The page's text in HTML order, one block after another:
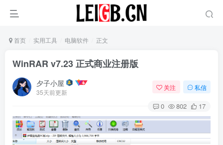
首页 实用工具 电脑软件 正文
WinRAR v7.23 正式商业注册版
夕子小屋
35天前更新
关注 私信
0 802 17